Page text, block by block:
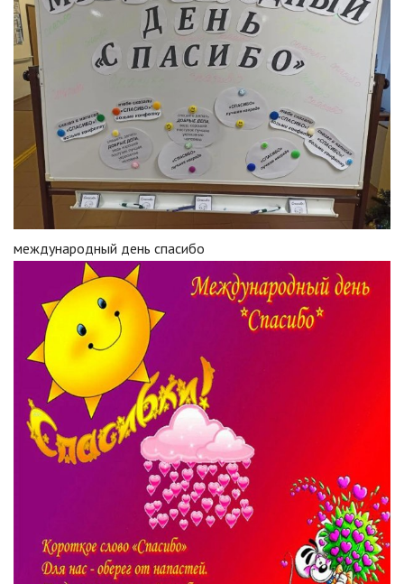
международный день спасибо